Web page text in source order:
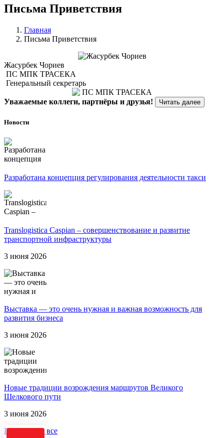
Письма Приветствия
Главная
Письма Приветствия
Жасурбек Чориев
​​​​​​​ ПС МПК ТРАСЕКА
​​​​​​​ Генеральный секретарь
Уважаемые коллеги, партнёры и друзья! Читать далее
Новости
Разработана концепция регулирования деятельности такси
Translogistica Caspian – совершенствование и развитие
транспортной инфраструктуры
3 июня 2026
Выставка — это очень нужная и важная возможность для
развития бизнеса
3 июня 2026
Новые традиции возрождения маршрутов Великого
Шелкового пути
3 июня 2026
Посмотреть все